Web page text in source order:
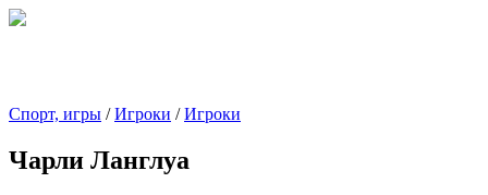
Спорт, игры /Игроки /Игроки
Чарли Ланглуа